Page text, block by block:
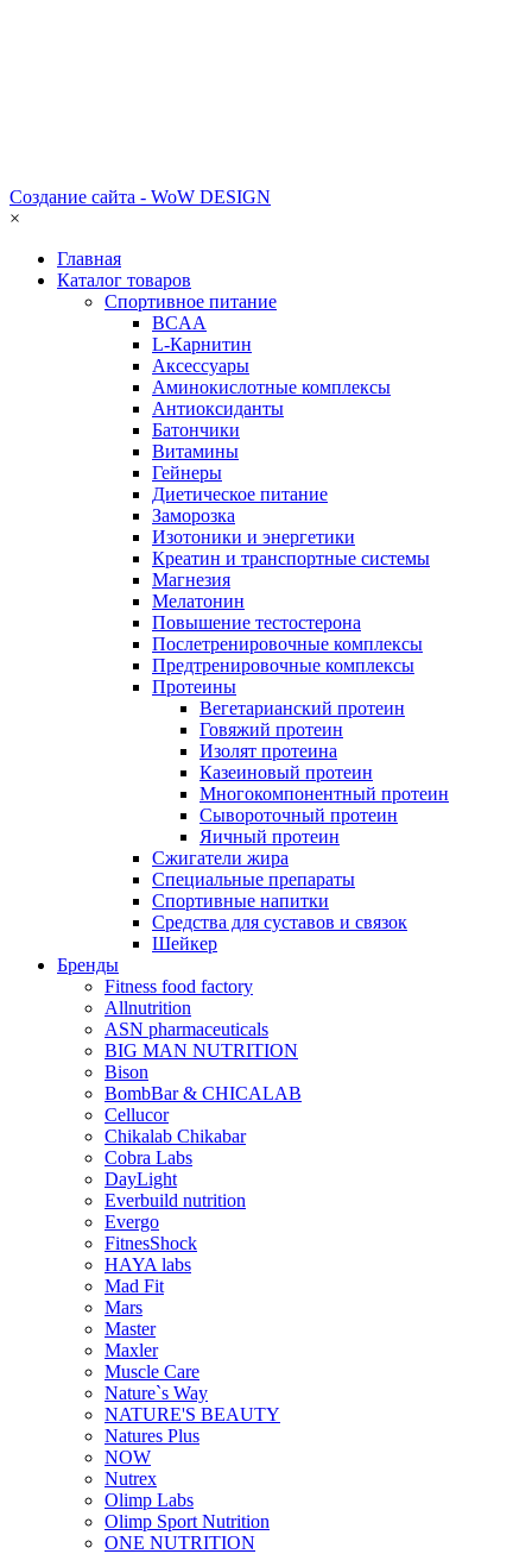
Создание сайта - WoW DESIGN
×
Главная
Каталог товаров
Спортивное питание
BCAA
L-Карнитин
Аксессуары
Аминокислотные комплексы
Антиоксиданты
Батончики
Витамины
Гейнеры
Диетическое питание
Заморозка
Изотоники и энергетики
Креатин и транспортные системы
Магнезия
Мелатонин
Повышение тестостерона
Послетренировочные комплексы
Предтренировочные комплексы
Протеины
Вегетарианский протеин
Говяжий протеин
Изолят протеина
Казеиновый протеин
Многокомпонентный протеин
Сывороточный протеин
Яичный протеин
Сжигатели жира
Специальные препараты
Спортивные напитки
Средства для суставов и связок
Шейкер
Бренды
Fitness food factory
Allnutrition
ASN pharmaceuticals
BIG MAN NUTRITION
Bison
BombBar & CHICALAB
Cellucor
Chikalab Chikabar
Cobra Labs
DayLight
Everbuild nutrition
Evergo
FitnesShock
HAYA labs
Mad Fit
Mars
Master
Maxler
Muscle Care
Nature`s Way
NATURE'S BEAUTY
Natures Plus
NOW
Nutrex
Olimp Labs
Olimp Sport Nutrition
ONE NUTRITION